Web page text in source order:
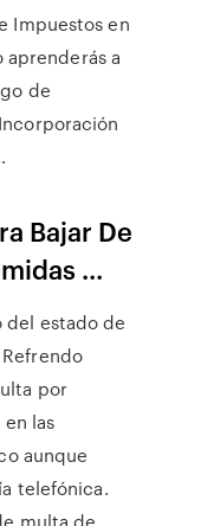
Impuestos en
aprenderás a
de
Bajar De
...
estado de
por
las
aunque
telefónica.
multa de